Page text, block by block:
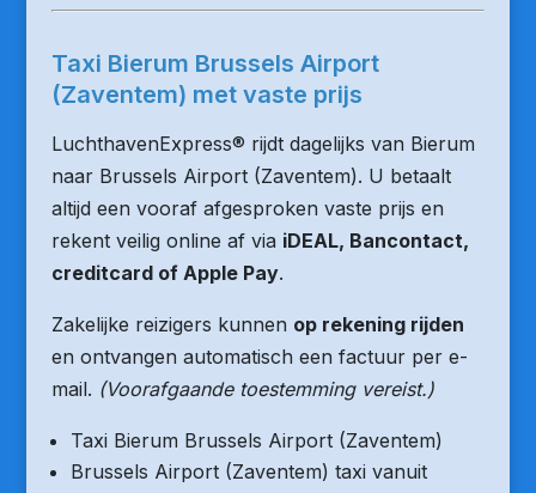
Taxi Bierum Brussels Airport
(Zaventem) met vaste prijs
LuchthavenExpress® rijdt dagelijks van Bierum
naar Brussels Airport (Zaventem). U betaalt
altijd een vooraf afgesproken vaste prijs en
rekent veilig online af via iDEAL, Bancontact,
creditcard of Apple Pay.
Zakelijke reizigers kunnen op rekening rijden
en ontvangen automatisch een factuur per e-
mail. (Voorafgaande toestemming vereist.)
Taxi Bierum Brussels Airport (Zaventem)
Brussels Airport (Zaventem) taxi vanuit